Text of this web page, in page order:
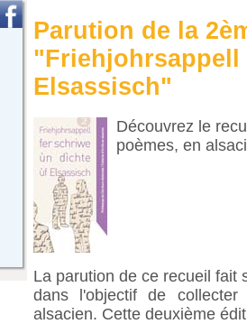
Parution de la
Elsassisch"
Découvrez le
poèmes, en
La parution de ce recueil fait
dans l'objectif de
alsacien. Cette deuxième